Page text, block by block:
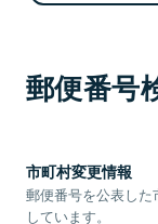
郵便番号
市町村変更情報
郵便番号を公表し
しています。